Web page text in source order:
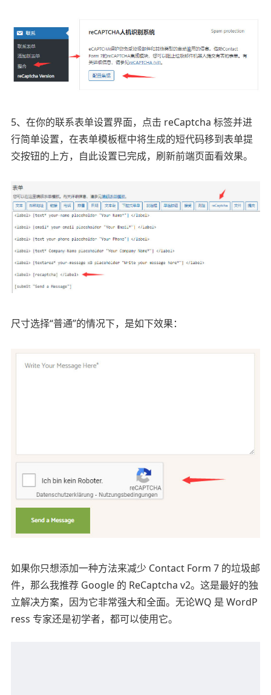
5、在你的联系表单设置界面，点击 reCaptcha 标签并进
行简单设置，在表单模板框中将生成的短代码移到表单提
交按钮的上方，自此设置已完成，刷新前端页面看效果。
尺寸选择“普通”的情况下，是如下效果：
如果你只想添加一种方法来减少 Contact Form 7 的垃圾邮
件，那么我推荐 Google 的 ReCaptcha v2。这是最好的独
立解决方案，因为它非常强大和全面。无论WQ 是 WordP
ress 专家还是初学者，都可以使用它。